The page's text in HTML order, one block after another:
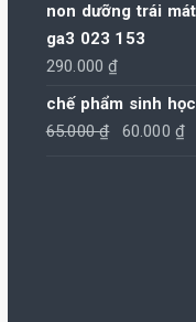
non dưỡng trái
ga3 023 153
290.000₫
chế phẩm sinh
65.000₫
Giá
60.000 ₫